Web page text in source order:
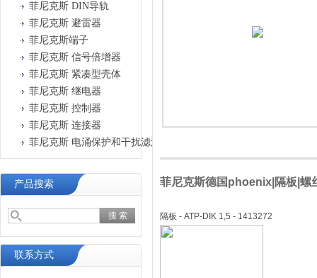
菲尼克斯 DIN导轨
菲尼克斯 避雷器
菲尼克斯端子
菲尼克斯 信号倍增器
菲尼克斯 紧凑型壳体
菲尼克斯 继电器
菲尼克斯 控制器
菲尼克斯 连接器
菲尼克斯 电涌保护和干扰滤波器
产品搜索
联系方式
菲尼克斯德国phoenix|隔板|螺
隔板 - ATP-DIK 1,5 - 1413272